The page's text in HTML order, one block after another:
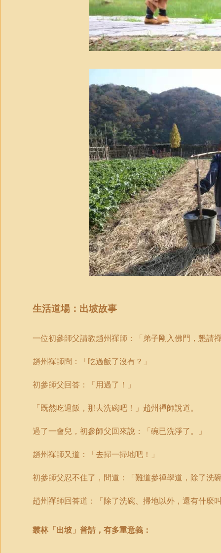
生活道場 ：出坡故事
一位初參師父請教趙州禪師：「弟子剛入佛門，懇請
趙州禪師問：「吃過飯了沒有？ 」
初參師父回答：「用過了！ 」
「既然吃過飯，那去洗碗吧！ 」 趙州禪師說道。
過了一會兒，初參師父回來說：「碗已洗淨了。 」
趙州禪師又道：「去掃一掃地吧！ 」
初參師父忍不住了，問道：「難道參禪學道，除了洗
趙州禪師回答道：「除了洗碗、掃地以外，還有什麼
叢林 「出坡 」 普請，有多重意義：